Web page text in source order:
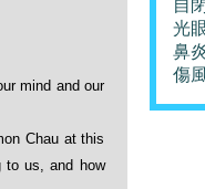
mind and our
Chau at this
to us, and how
自
光
鼻
傷